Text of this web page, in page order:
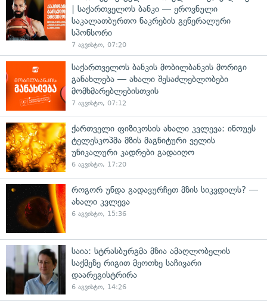
| საქართველოს ბანკი — ეროვნული
საკალათბურთო ნაკრების გენერალური
სპონსორი
7 აგვისტო, 07:20
საქართველოს ბანკის მობილბანკის მორიგი
განახლება — ახალი შესაძლებლობები
მომხმარებლებისთვის
7 აგვისტო, 07:12
ქართველი ფიზიკოსის ახალი კვლევა: ინოუეს
ტელესკოპმა მზის მაგნიტური ველის
უნიკალური კადრები გადაიღო
6 აგვისტო, 17:20
როგორ უნდა გადავურჩეთ მზის სიკვდილს? —
ახალი კვლევა
6 აგვისტო, 15:36
საია: სტრასბურგმა მზია ამაღლობელის
საქმეზე რიგით მეოთხე საჩივარი
დაარეგისტრირა
6 აგვისტო, 14:26